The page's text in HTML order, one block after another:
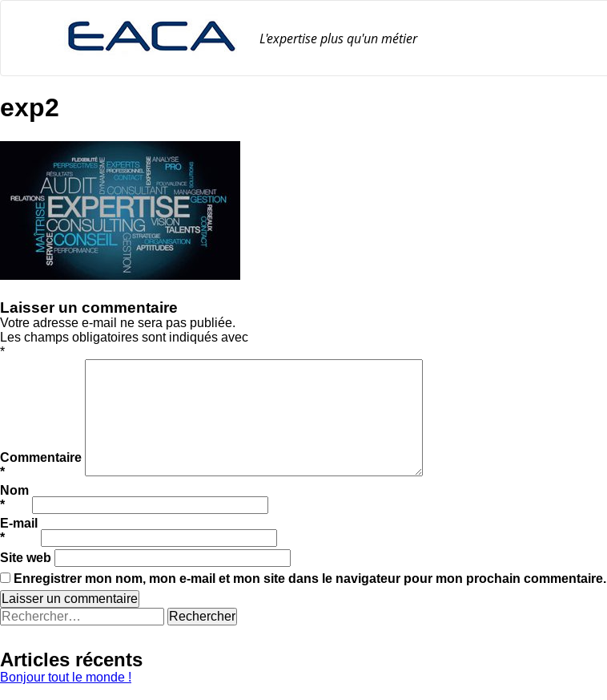
L'expertise plus qu'un métier
exp2
Laisser un commentaire
Votre adresse e-mail ne sera pas publiée.
Les champs obligatoires sont indiqués avec
*
Commentaire
*
Nom
*
E-mail
*
Site web
Enregistrer mon nom, mon e-mail et mon site dans le navigateur pour mon prochain commentaire.
Rechercher :
Articles récents
Bonjour tout le monde !